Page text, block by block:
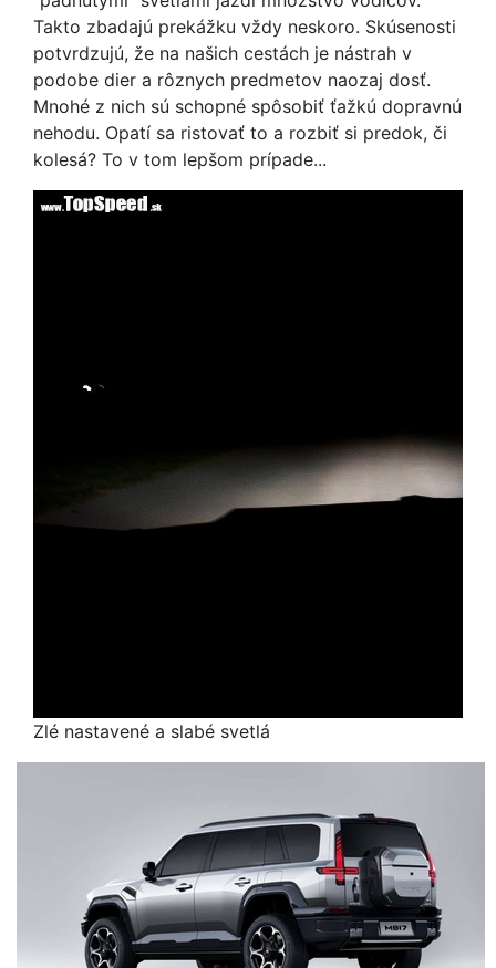
Takto zbadajú prekážku vždy neskoro. Skúsenosti
potvrdzujú, že na našich cestách je nástrah v
podobe dier a rôznych predmetov naozaj dosť.
Mnohé z nich sú schopné spôsobiť ťažkú dopravnú
nehodu. Opatí sa ristovať to a rozbiť si predok, či
kolesá? To v tom lepšom prípade...
Zlé nastavené a slabé svetlá